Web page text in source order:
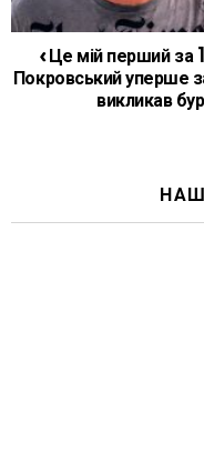
«Це мій перший за
Покровський уперше
викликав